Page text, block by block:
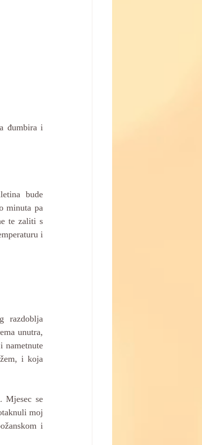
đumbira i
bude
minuta pa
te zaliti s
i
razdoblja
unutra,
nametnute
i koja
Mjesec se
moj
i